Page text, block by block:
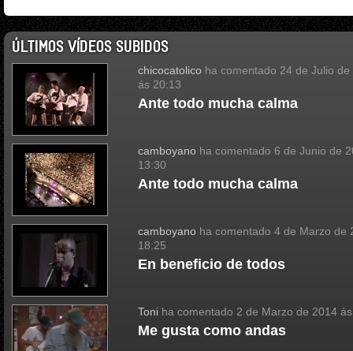
ÚLTIMOS VÍDEOS SUBIDOS
chicocatolico ha comentado 24 de Julio de
ás 20:13
Ante todo mucha calma
camboyano ha comentado 6 de Junio de
13:30
Ante todo mucha calma
camboyano ha comentado 4 de Marzo de
18:25
En beneficio de todos
Toni ha comentado 2 de Marzo de 2014
Me gusta como andas